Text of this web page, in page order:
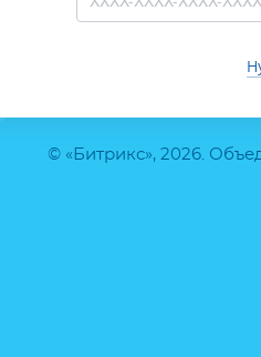
© «Битрикс», 2026.